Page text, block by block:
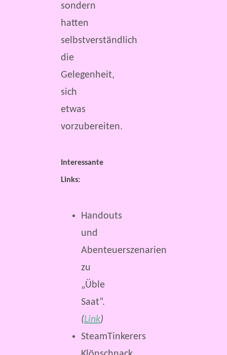
sondern
hatten
selbstverständlich
die
Gelegenheit,
sich
etwas
vorzubereiten.
Interessante
Links:
Handouts
und
Abenteuerszenarien
zu
„Üble
Saat“.
(Link)
SteamTinkerers